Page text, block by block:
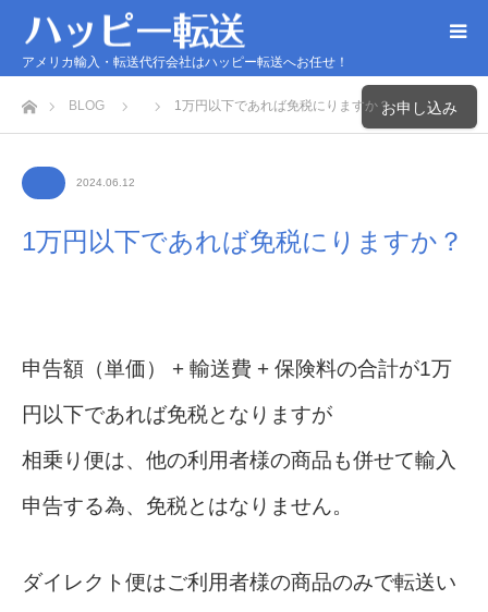
アメリカ輸入・転送代行会社はハッピー転送へお任せ！
お申し込み
ホームBLOG 1万円以下であれば免税にりますか？
2024.06.12
1万円以下であれば免税にりますか？
申告額（単価） + 輸送費 + 保険料の合計が1万
円以下であれば免税となりますが
相乗り便は、他の利用者様の商品も併せて輸入
申告する為、免税とはなりません。
ダイレクト便はご利用者様の商品のみで転送い